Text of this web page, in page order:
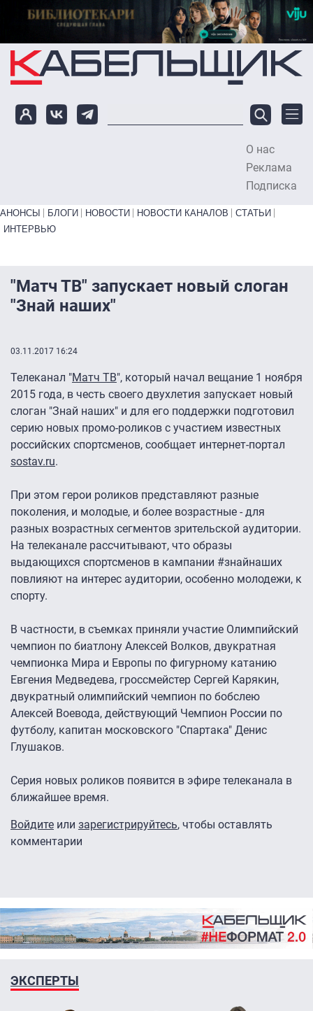
Перейти к основному содержанию
О нас
Реклама
Подписка
Primary links bottom
АНОНСЫ БЛОГИ НОВОСТИ НОВОСТИ КАНАЛОВ
СТАТЬИ
ИНТЕРВЬЮ
"Матч ТВ" запускает новый слоган
"Знай наших"
03.11.2017 16:24
Телеканал "Матч ТВ", который начал вещание 1 ноября
2015 года, в честь своего двухлетия запускает новый
слоган "Знай наших" и для его поддержки подготовил
серию новых промо-роликов с участием известных
российских спортсменов, сообщает интернет-портал
sostav.ru.
При этом герои роликов представляют разные
поколения, и молодые, и более возрастные - для
разных возрастных сегментов зрительской аудитории.
На телеканале рассчитывают, что образы
выдающихся спортсменов в кампании #знайнаших
повлияют на интерес аудитории, особенно молодежи, к
спорту.
В частности, в съемках приняли участие Олимпийский
чемпион по биатлону Алексей Волков, двукратная
чемпионка Мира и Европы по фигурному катанию
Евгения Медведева, гроссмейстер Сергей Карякин,
двукратный олимпийский чемпион по бобслею
Алексей Воевода, действующий Чемпион России по
футболу, капитан московского "Спартака" Денис
Глушаков.
Серия новых роликов появится в эфире телеканала в
ближайшее время.
Войдите или зарегистрируйтесь, чтобы оставлять
комментарии
ЭКСПЕРТЫ